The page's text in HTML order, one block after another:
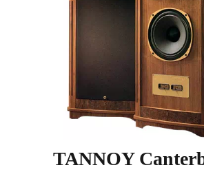
TANNOY